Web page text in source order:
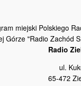
miejski Polskiego
Górze "Radio Zachód
Radio
ul.
65-472